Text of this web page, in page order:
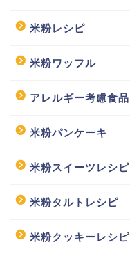
米粉レシピ
米粉ワッフル
アレルギー考慮食品
米粉パンケーキ
米粉スイーツレシピ
米粉タルトレシピ
米粉クッキーレシピ